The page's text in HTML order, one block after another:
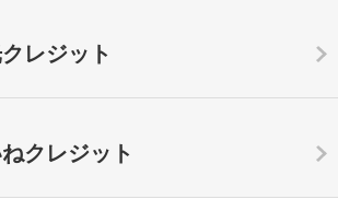
レジット
クレジット